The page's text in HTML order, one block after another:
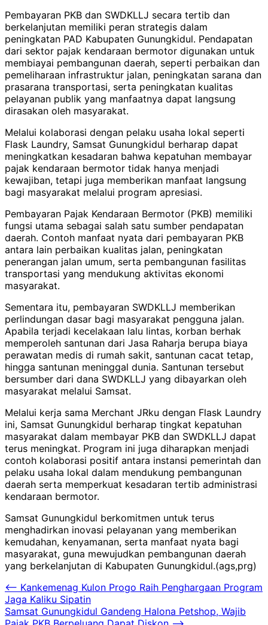
Pembayaran PKB dan SWDKLLJ secara tertib dan
berkelanjutan memiliki peran strategis dalam
peningkatan PAD Kabupaten Gunungkidul. Pendapatan
dari sektor pajak kendaraan bermotor digunakan untuk
membiayai pembangunan daerah, seperti perbaikan dan
pemeliharaan infrastruktur jalan, peningkatan sarana dan
prasarana transportasi, serta peningkatan kualitas
pelayanan publik yang manfaatnya dapat langsung
dirasakan oleh masyarakat.
Melalui kolaborasi dengan pelaku usaha lokal seperti
Flask Laundry, Samsat Gunungkidul berharap dapat
meningkatkan kesadaran bahwa kepatuhan membayar
pajak kendaraan bermotor tidak hanya menjadi
kewajiban, tetapi juga memberikan manfaat langsung
bagi masyarakat melalui program apresiasi.
Pembayaran Pajak Kendaraan Bermotor (PKB) memiliki
fungsi utama sebagai salah satu sumber pendapatan
daerah. Contoh manfaat nyata dari pembayaran PKB
antara lain perbaikan kualitas jalan, peningkatan
penerangan jalan umum, serta pembangunan fasilitas
transportasi yang mendukung aktivitas ekonomi
masyarakat.
Sementara itu, pembayaran SWDKLLJ memberikan
perlindungan dasar bagi masyarakat pengguna jalan.
Apabila terjadi kecelakaan lalu lintas, korban berhak
memperoleh santunan dari Jasa Raharja berupa biaya
perawatan medis di rumah sakit, santunan cacat tetap,
hingga santunan meninggal dunia. Santunan tersebut
bersumber dari dana SWDKLLJ yang dibayarkan oleh
masyarakat melalui Samsat.
Melalui kerja sama Merchant JRku dengan Flask Laundry
ini, Samsat Gunungkidul berharap tingkat kepatuhan
masyarakat dalam membayar PKB dan SWDKLLJ dapat
terus meningkat. Program ini juga diharapkan menjadi
contoh kolaborasi positif antara instansi pemerintah dan
pelaku usaha lokal dalam mendukung pembangunan
daerah serta memperkuat kesadaran tertib administrasi
kendaraan bermotor.
Samsat Gunungkidul berkomitmen untuk terus
menghadirkan inovasi pelayanan yang memberikan
kemudahan, kenyamanan, serta manfaat nyata bagi
masyarakat, guna mewujudkan pembangunan daerah
yang berkelanjutan di Kabupaten Gunungkidul.(ags,prg)
Navigasi
pos
⟵ Kankemenag Kulon Progo Raih Penghargaan Program
Jaga Kaliku Sipatin
Samsat Gunungkidul Gandeng Halona Petshop, Wajib